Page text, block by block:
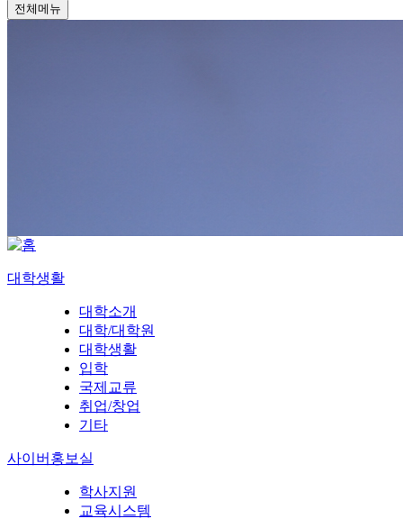
전체메뉴
대학생활
대학소개
대학/대학원
대학생활
입학
국제교류
취업/창업
기타
사이버홍보실
학사지원
교육시스템